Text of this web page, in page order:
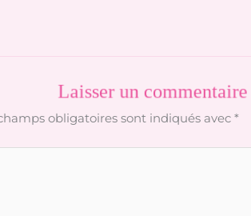
Laisser un commentaire
obligatoires sont indiqués avec *